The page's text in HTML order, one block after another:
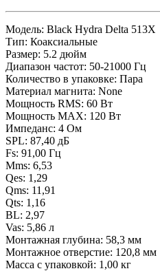
Модель: Black Hydra Delta 513X
Тип: Коаксиальные
Размер: 5.2 дюйм
Диапазон частот: 50-21000 Гц
Количество в упаковке: Пара
Материал магнита: None
Мощность RMS: 60 Вт
Мощность MAX: 120 Вт
Импеданс: 4 Ом
SPL: 87,40 дБ
Fs: 91,00 Гц
Mms: 6,53
Qes: 1,29
Qms: 11,91
Qts: 1,16
BL: 2,97
Vas: 5,86 л
Монтажная глубина: 58,3 мм
Монтажное отверстие: 120,8 мм
Масса с упаковкой: 1,00 кг